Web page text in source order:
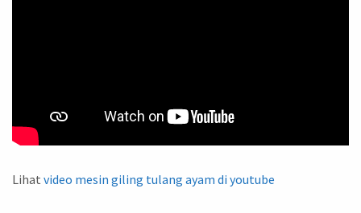
Lihat video mesin giling tulang ayam di youtube